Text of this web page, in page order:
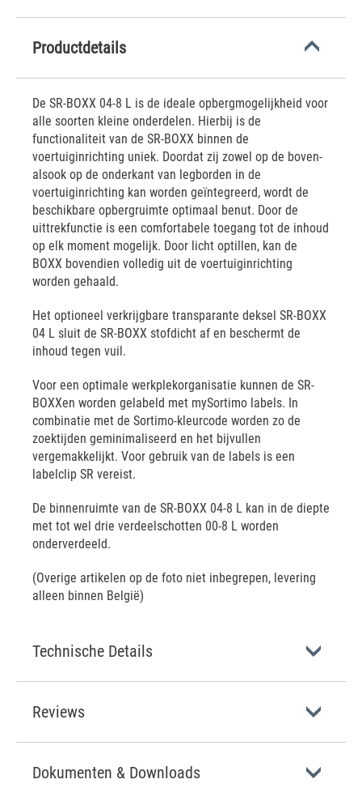
Productdetails
De SR-BOXX 04-8 L is de ideale opbergmogelijkheid voor
alle soorten kleine onderdelen. Hierbij is de
functionaliteit van de SR-BOXX binnen de
voertuiginrichting uniek. Doordat zij zowel op de boven-
alsook op de onderkant van legborden in de
voertuiginrichting kan worden geïntegreerd, wordt de
beschikbare opbergruimte optimaal benut. Door de
uittrekfunctie is een comfortabele toegang tot de inhoud
op elk moment mogelijk. Door licht optillen, kan de
BOXX bovendien volledig uit de voertuiginrichting
worden gehaald.
Het optioneel verkrijgbare transparante deksel SR-BOXX
04 L sluit de SR-BOXX stofdicht af en beschermt de
inhoud tegen vuil.
Voor een optimale werkplekorganisatie kunnen de SR-
BOXXen worden gelabeld met mySortimo labels. In
combinatie met de Sortimo-kleurcode worden zo de
zoektijden geminimaliseerd en het bijvullen
vergemakkelijkt. Voor gebruik van de labels is een
labelclip SR vereist.
De binnenruimte van de SR-BOXX 04-8 L kan in de diepte
met tot wel drie verdeelschotten 00-8 L worden
onderverdeeld.
(Overige artikelen op de foto niet inbegrepen, levering
alleen binnen België)
Technische Details
Reviews
Dokumenten & Downloads